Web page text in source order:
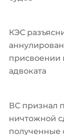
КЭС
присвоении
адвоката
ВС признал
ничтожной
полученные